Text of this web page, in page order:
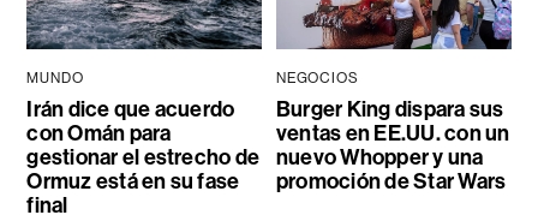
MUNDO
Irán dice que acuerdo
con Omán para
gestionar el estrecho de
Ormuz está en su fase
final
NEGOCIOS
Burger King dispara sus
ventas en EE.UU. con un
nuevo Whopper y una
promoción de Star Wars